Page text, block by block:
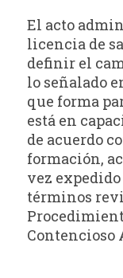
El acto
licencia de
definir el
lo señalado
que forma
está en
de acuerdo
formación,
vez
términos